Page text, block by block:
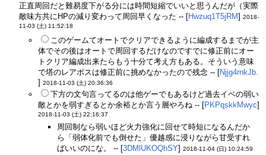
正直周回だと難易度下がる分には時間短縮でいいと思うんだが（実際
敵味方共にHPの減り変わって周回早くなった -- [Hwzuq1T5jRM] 2018-
11-03 (土) 11:52:18
このゲームてオートでクリアできるように編成するまでが主
体でその後はオートで周回するだけなのですでに修正前にオー
トクリア編成出来たらもう十分て考え方もある。そういう意味
で塔のレアボスは修正前に挑めなかったので残念 -- [Njjg4rnkJb.
] 2018-11-03 (土) 20:36:36
下方の文句言ってるのは他ゲーでもあるけど過去イベの弱い
敵とかを弱すぎるとか余裕とか言う層やろね -- [PKPqskkMwyc]
2018-11-03 (土) 22:16:37
周回制なら弱いほど火力強化に回せて時短になるんだか
ら「弱体化前でも倒せた」優越感に浸りながら甘受すれ
ばいいのにな。 -- [3DMlUKOQhSY] 2018-11-04 (日) 10:24:59